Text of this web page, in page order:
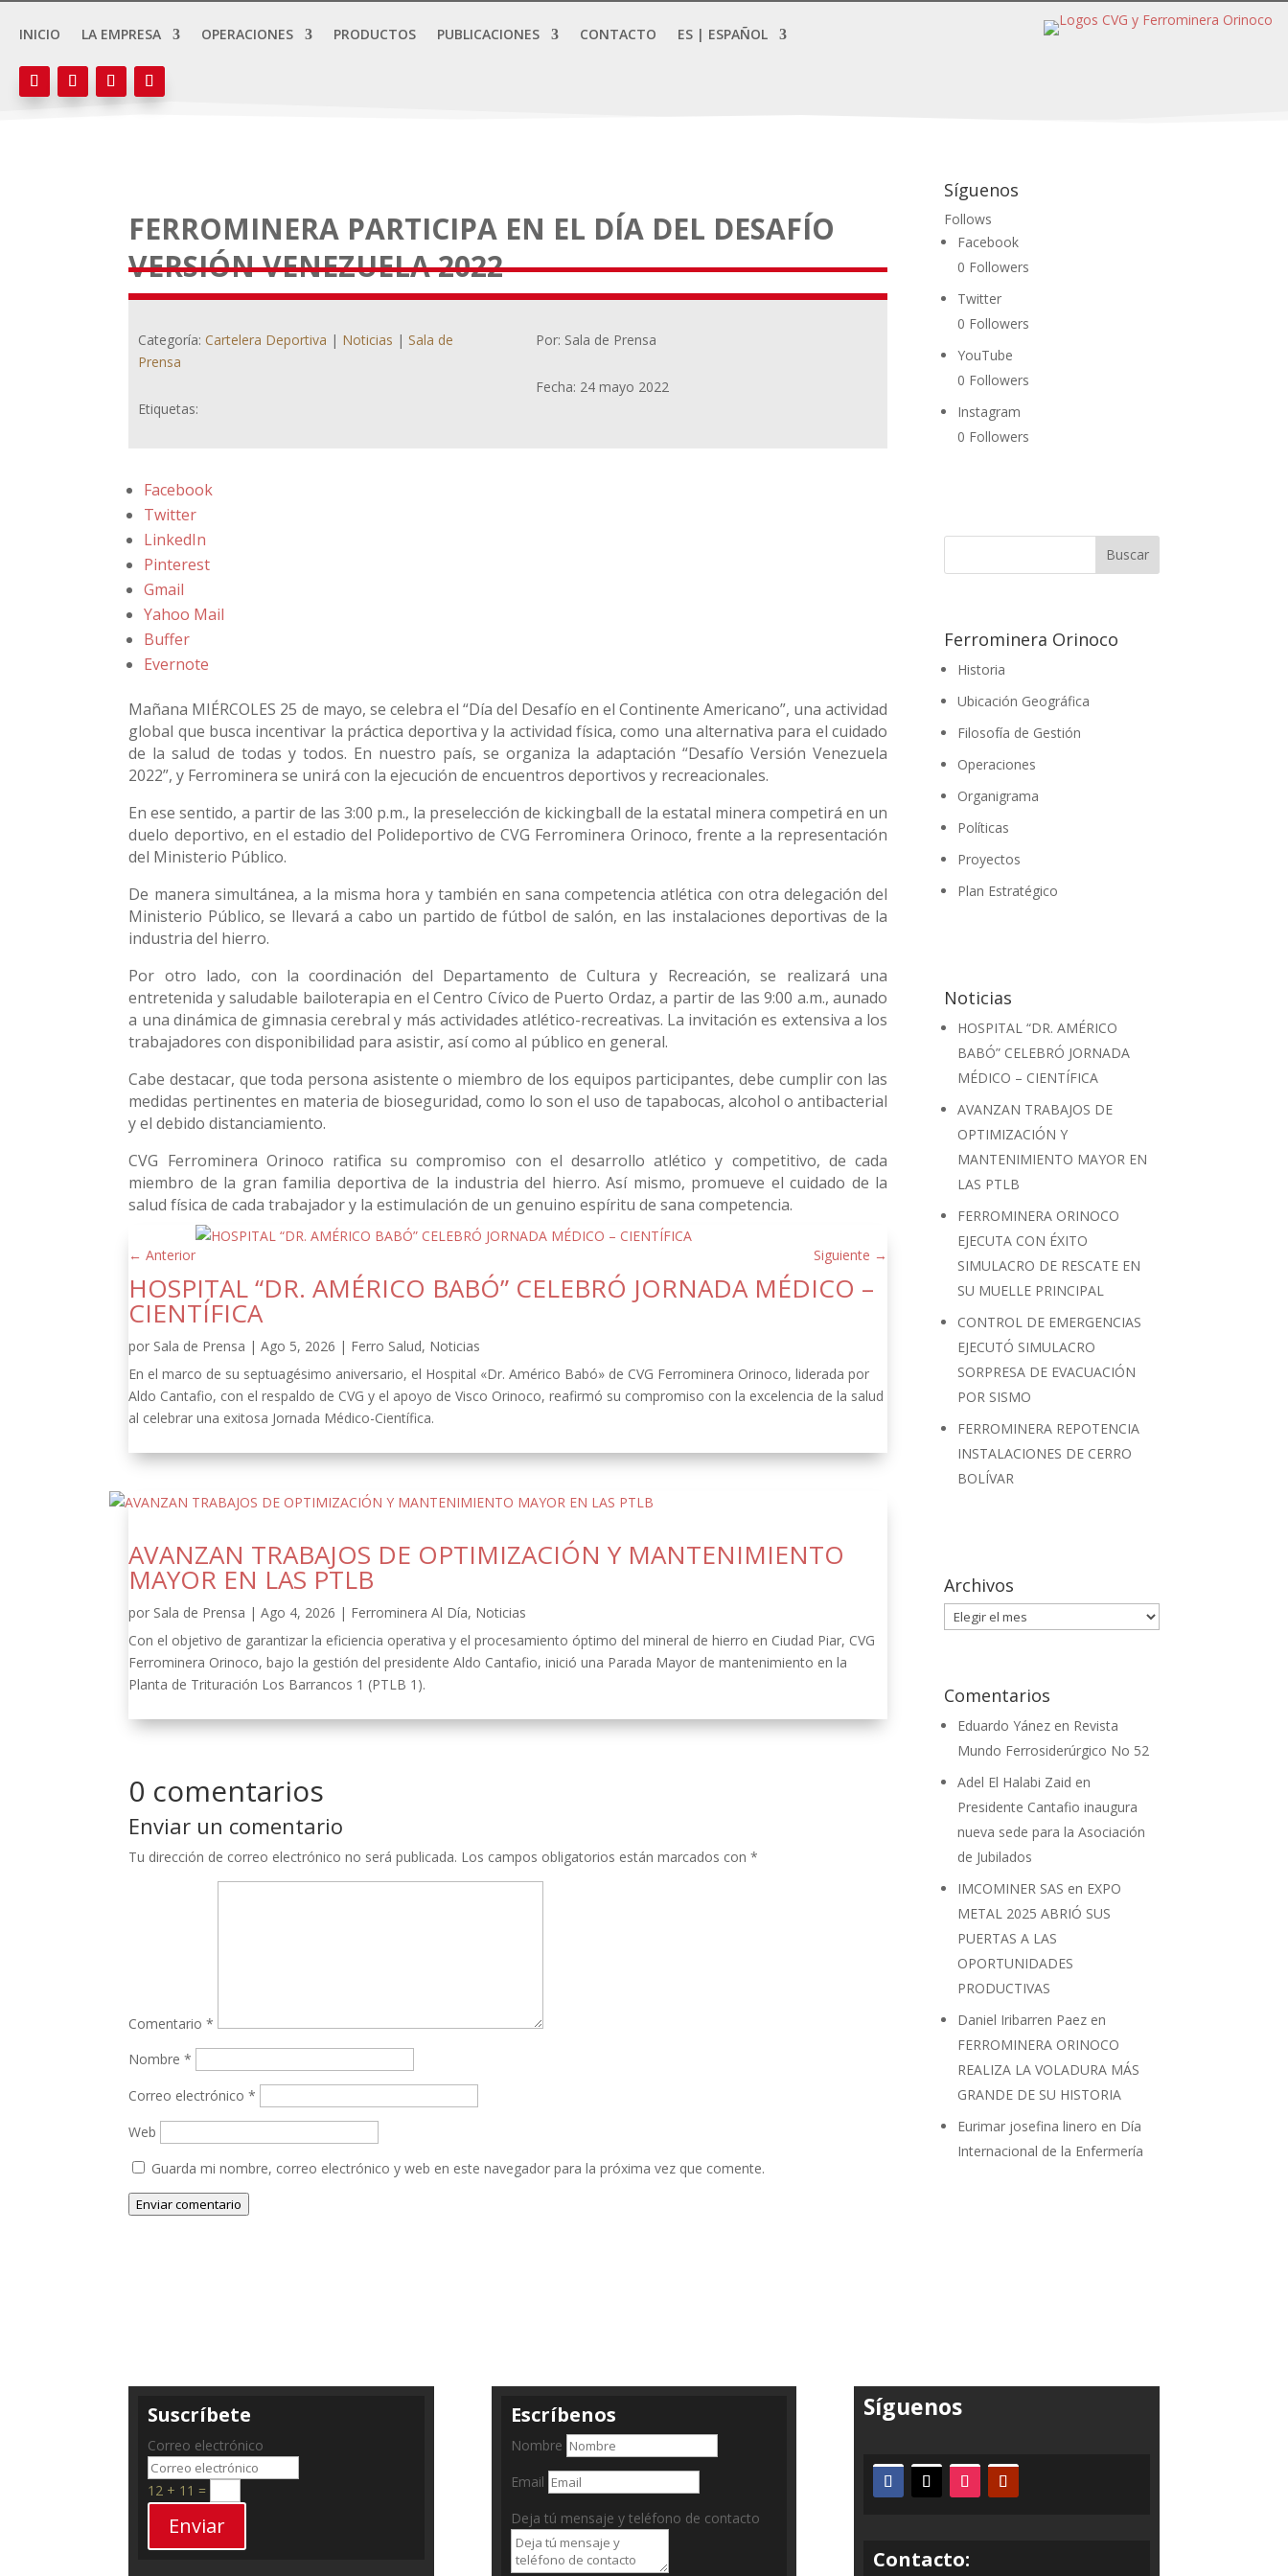
INICIO LA EMPRESA OPERACIONES PRODUCTOS PUBLICACIONES CONTACTO ES | ESPAÑOL
FERROMINERA PARTICIPA EN EL DÍA DEL DESAFÍO
VERSIÓN VENEZUELA 2022
Categoría: Cartelera Deportiva | Noticias | Sala de
Prensa
Etiquetas:
Por: Sala de Prensa
Fecha: 24 mayo 2022
Facebook
Twitter
LinkedIn
Pinterest
Gmail
Yahoo Mail
Buffer
Evernote
Mañana MIÉRCOLES 25 de mayo, se celebra el “Día del Desafío en el Continente Americano”, una actividad
global que busca incentivar la práctica deportiva y la actividad física, como una alternativa para el cuidado
de la salud de todas y todos. En nuestro país, se organiza la adaptación “Desafío Versión Venezuela
2022”, y Ferrominera se unirá con la ejecución de encuentros deportivos y recreacionales.
En ese sentido, a partir de las 3:00 p.m., la preselección de kickingball de la estatal minera competirá en un
duelo deportivo, en el estadio del Polideportivo de CVG Ferrominera Orinoco, frente a la representación
del Ministerio Público.
De manera simultánea, a la misma hora y también en sana competencia atlética con otra delegación del
Ministerio Público, se llevará a cabo un partido de fútbol de salón, en las instalaciones deportivas de la
industria del hierro.
Por otro lado, con la coordinación del Departamento de Cultura y Recreación, se realizará una
entretenida y saludable bailoterapia en el Centro Cívico de Puerto Ordaz, a partir de las 9:00 a.m., aunado
a una dinámica de gimnasia cerebral y más actividades atlético-recreativas. La invitación es extensiva a los
trabajadores con disponibilidad para asistir, así como al público en general.
Cabe destacar, que toda persona asistente o miembro de los equipos participantes, debe cumplir con las
medidas pertinentes en materia de bioseguridad, como lo son el uso de tapabocas, alcohol o antibacterial
y el debido distanciamiento.
CVG Ferrominera Orinoco ratifica su compromiso con el desarrollo atlético y competitivo, de cada
miembro de la gran familia deportiva de la industria del hierro. Así mismo, promueve el cuidado de la
salud física de cada trabajador y la estimulación de un genuino espíritu de sana competencia.
←Anterior Siguiente →
HOSPITAL “DR. AMÉRICO BABÓ” CELEBRÓ JORNADA MÉDICO –
CIENTÍFICA
por Sala de Prensa |Ago 5, 2026 | Ferro Salud, Noticias
En el marco de su septuagésimo aniversario, el Hospital «Dr. Américo Babó» de CVG Ferrominera Orinoco, liderada por
Aldo Cantafio, con el respaldo de CVG y el apoyo de Visco Orinoco, reafirmó su compromiso con la excelencia de la salud
al celebrar una exitosa Jornada Médico-Científica.
AVANZAN TRABAJOS DE OPTIMIZACIÓN Y MANTENIMIENTO
MAYOR EN LAS PTLB
por Sala de Prensa |Ago 4, 2026 | Ferrominera Al Día, Noticias
Con el objetivo de garantizar la eficiencia operativa y el procesamiento óptimo del mineral de hierro en Ciudad Piar, CVG
Ferrominera Orinoco, bajo la gestión del presidente Aldo Cantafio, inició una Parada Mayor de mantenimiento en la
Planta de Trituración Los Barrancos 1 (PTLB 1).
0 comentarios
Enviar un comentario
Tu dirección de correo electrónico no será publicada. Los campos obligatorios están marcados con*
Comentario*
Nombre*
Correo electrónico*
Web
Guarda mi nombre, correo electrónico y web en este navegador para la próxima vez que comente.
Enviar comentario
Síguenos
Follows
Facebook
0 Followers
Twitter
0 Followers
YouTube
0 Followers
Instagram
0 Followers
Ferrominera Orinoco
Historia
Ubicación Geográfica
Filosofía de Gestión
Operaciones
Organigrama
Políticas
Proyectos
Plan Estratégico
Noticias
HOSPITAL “DR. AMÉRICO
BABÓ” CELEBRÓ JORNADA
MÉDICO – CIENTÍFICA
AVANZAN TRABAJOS DE
OPTIMIZACIÓN Y
MANTENIMIENTO MAYOR EN
LAS PTLB
FERROMINERA ORINOCO
EJECUTA CON ÉXITO
SIMULACRO DE RESCATE EN
SU MUELLE PRINCIPAL
CONTROL DE EMERGENCIAS
EJECUTÓ SIMULACRO
SORPRESA DE EVACUACIÓN
POR SISMO
FERROMINERA REPOTENCIA
INSTALACIONES DE CERRO
BOLÍVAR
Archivos
Archivos
Comentarios
Eduardo Yánez en Revista
Mundo Ferrosiderúrgico No 52
Adel El Halabi Zaid en
Presidente Cantafio inaugura
nueva sede para la Asociación
de Jubilados
IMCOMINER SAS en EXPO
METAL 2025 ABRIÓ SUS
PUERTAS A LAS
OPORTUNIDADES
PRODUCTIVAS
Daniel Iribarren Paez en
FERROMINERA ORINOCO
REALIZA LA VOLADURA MÁS
GRANDE DE SU HISTORIA
Eurimar josefina linero en Día
Internacional de la Enfermería
Suscríbete
Correo electrónico
12 + 11 =
Enviar
Escríbenos
Nombre
Email
Deja tú mensaje y teléfono de contacto
Síguenos
Contacto: